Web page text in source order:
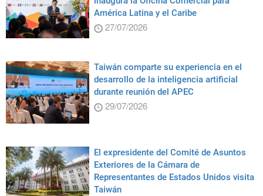
América Latina y el Caribe
27/07/2026
Taiwán comparte su experiencia en el
desarrollo de la inteligencia artificial
durante reunión del APEC
29/07/2026
El expresidente del Comité de Asuntos
Exteriores de la Cámara de
Representantes de Estados Unidos visita
Taiwán